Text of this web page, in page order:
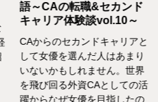
語～CAの転職&セカンド
キャリア体験談vol.10～
CAからのセカンドキャリアと
して女優を選んだ人はあまり
いないかもしれません。世界
を飛び回る外資CAとしての活
躍からなぜ女優を目指したの